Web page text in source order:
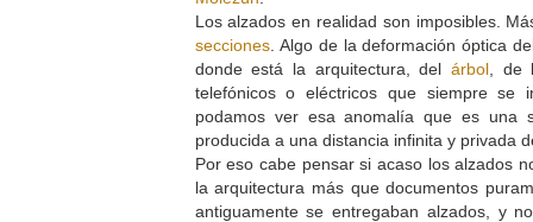
Los alzados en realidad son imposibles.
secciones. Algo de la deformación óptica
donde está la arquitectura, delárbol , de
telefónicos o eléctricos que siempre se
podamos ver esa anomalía que es una
producida a una distancia infinita y privada
Por eso cabe pensar si acaso los alzados
la arquitectura más que documentos
antiguamente se entregaban alzados, y